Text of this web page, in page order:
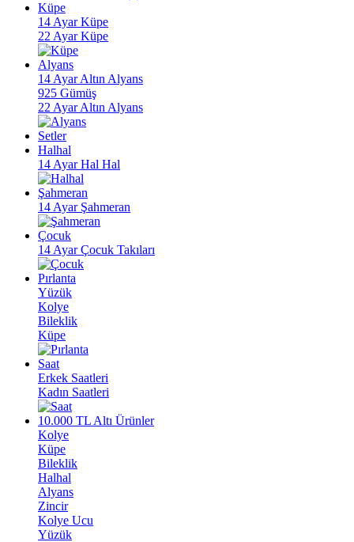
Küpe
14 Ayar Küpe
22 Ayar Küpe
Alyans
14 Ayar Altın Alyans
925 Gümüş
22 Ayar Altın Alyans
Setler
Halhal
14 Ayar Hal Hal
Şahmeran
14 Ayar Şahmeran
Çocuk
14 Ayar Çocuk Takıları
Pırlanta
Yüzük
Kolye
Bileklik
Küpe
Saat
Erkek Saatleri
Kadın Saatleri
10.000 TL Altı Ürünler
Kolye
Küpe
Bileklik
Halhal
Alyans
Zincir
Kolye Ucu
Yüzük